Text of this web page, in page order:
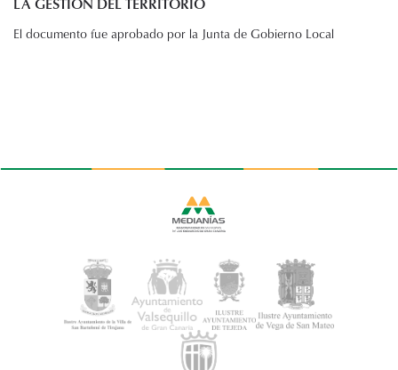
El documento fue aprobado por la Junta de Gobierno Local